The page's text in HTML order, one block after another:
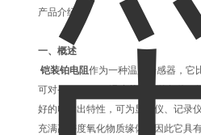
产品介绍：
一、概述
铠装铂电阻作为一种温度传感器，它
可对-200~600℃温度范围内的气体、
好的电输出特性，可为显示仪、记录
充满高密度氧化物质缘体，因此它具